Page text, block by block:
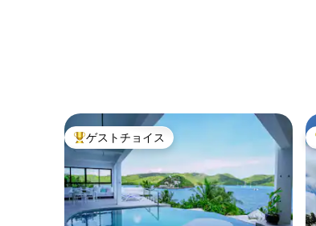
大好評のゲストチョイスです。
ゲストチョイス